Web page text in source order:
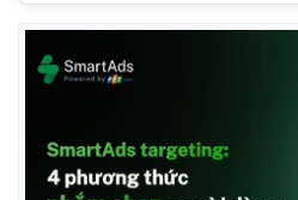
Bất động sản